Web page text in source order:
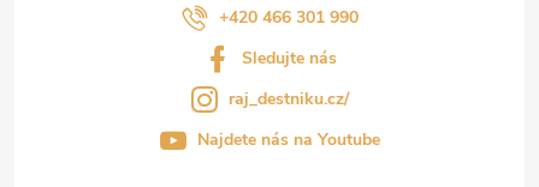
+420 466 301 990
Sledujte nás
raj_destniku.cz/
Najdete nás na Youtube